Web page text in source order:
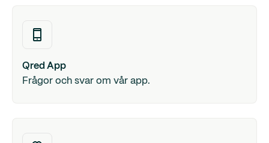
Qred App
Frågor och svar om vår app.